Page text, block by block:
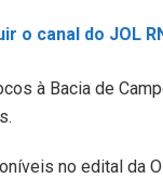
o canal do JOL
à Bacia de
no edital da